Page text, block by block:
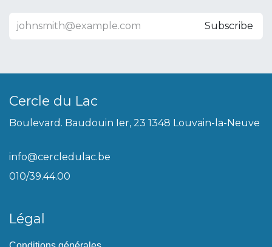
Subscribe
Cercle du Lac
Boulevard. Baudouin Ier, 23 1348 Louvain-la-Neuve
info@cercledulac.be
010/39.44.00
Légal